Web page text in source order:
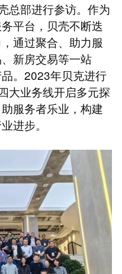
总部进行参访。作为
平台，贝壳不断迭
通过聚合、助力服
新房交易等一站
。2023年贝克进行
大业务线开启多元探
服务者乐业，构建
进步。